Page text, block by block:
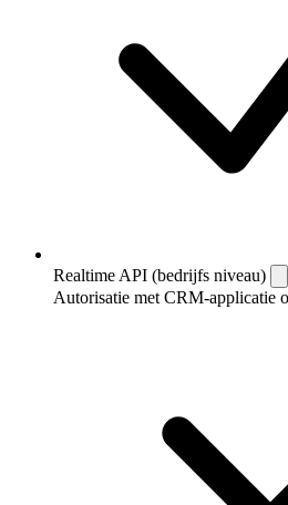
Realtime API (bedrijfs niveau)
Autorisatie met CRM-applicatie